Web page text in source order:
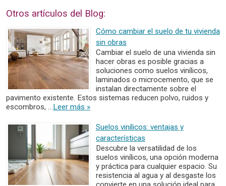
Otros artículos del Blog:
Cómo cambiar el suelo de tu vivienda
sin obras
Cambiar el suelo de una vivienda sin
hacer obras es posible gracias a
soluciones como suelos vinílicos,
laminados o microcemento, que se
instalan directamente sobre el
pavimento existente. Estos sistemas reducen polvo, ruidos y
escombros, …Leer más »
Suelos vinílicos: ventajas y
características
Descubre la versatilidad de los
suelos vinílicos, una opción moderna
y práctica para cualquier espacio. Su
resistencia al agua y al desgaste los